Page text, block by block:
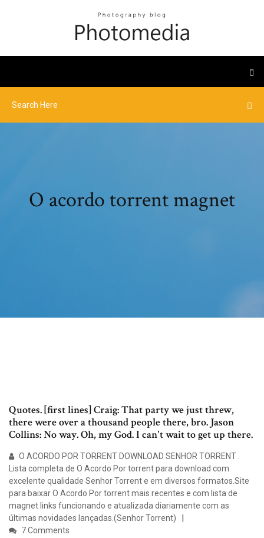
O acordo torrent magnet
Quotes. [first lines] Craig: That party we just threw,
there were over a thousand people there, bro. Jason
Collins: No way. Oh, my God. I can't wait to get up there.
O ACORDO POR TORRENT DOWNLOAD SENHOR TORRENT .
Lista completa de O Acordo Por torrent para download com
excelente qualidade Senhor Torrent e em diversos formatos.Site
para baixar O Acordo Por torrent mais recentes e com lista de
magnet links funcionando e atualizada diariamente com as
últimas novidades lançadas.(Senhor Torrent)
7 Comments